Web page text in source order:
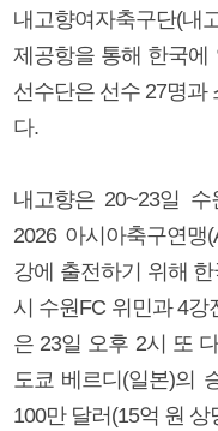
내고향여자축구단(내
제공항을 통해 한국에
선수단은 선수 27명과
다.
내고향은 20~23일 수
2026 아시아축구연맹
강에 출전하기 위해
시 수원FC 위민과 4강
은 23일 오후 2시 또
도쿄 베르디(일본)의
100만 달러(15억 원 상